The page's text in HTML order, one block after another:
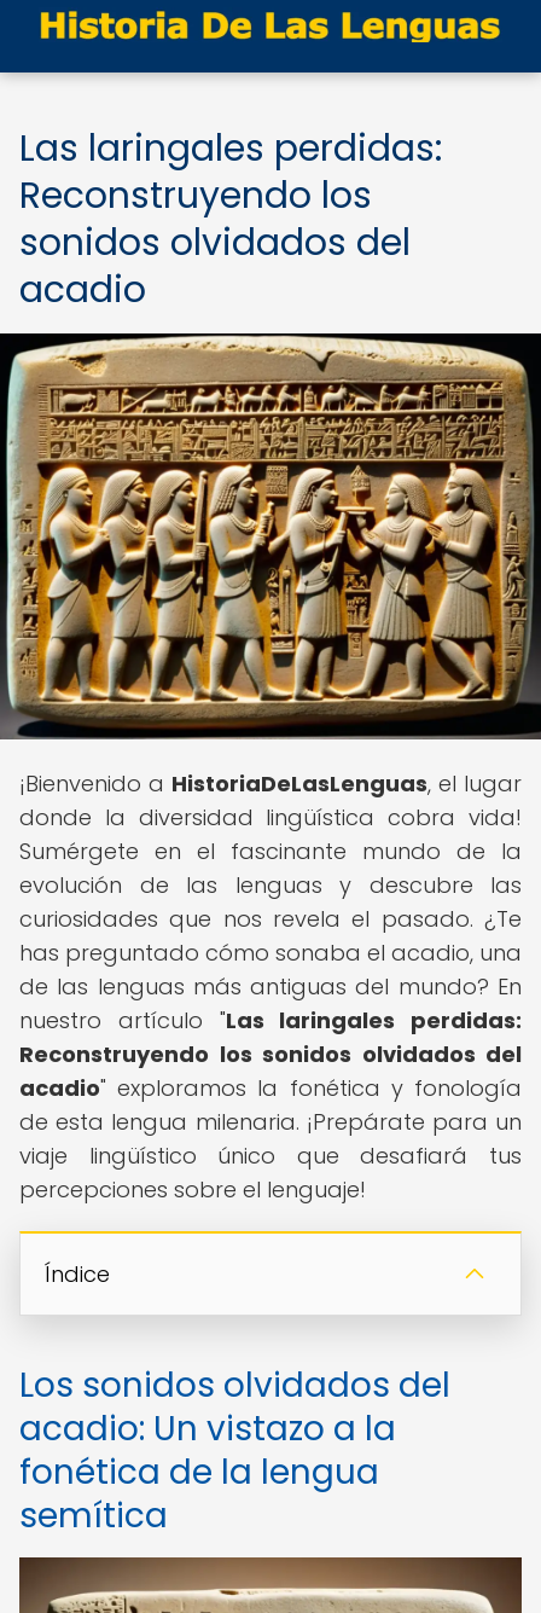
Las laringales perdidas:
Reconstruyendo los
sonidos olvidados del
acadio
¡Bienvenido a HistoriaDeLasLenguas, el lugar
donde la diversidad lingüística cobra vida!
Sumérgete en el fascinante mundo de la
evolución de las lenguas y descubre las
curiosidades que nos revela el pasado. ¿Te
has preguntado cómo sonaba el acadio, una
de las lenguas más antiguas del mundo? En
nuestro artículo "Las laringales perdidas:
Reconstruyendo los sonidos olvidados del
acadio" exploramos la fonética y fonología
de esta lengua milenaria. ¡Prepárate para un
viaje lingüístico único que desafiará tus
percepciones sobre el lenguaje!
Índice
Los sonidos olvidados del
acadio: Un vistazo a la
fonética de la lengua
semítica